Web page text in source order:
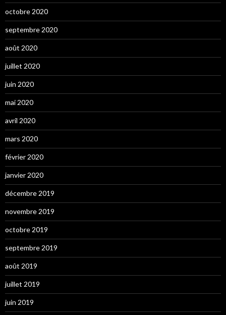
octobre 2020
septembre 2020
août 2020
juillet 2020
juin 2020
mai 2020
avril 2020
mars 2020
février 2020
janvier 2020
décembre 2019
novembre 2019
octobre 2019
septembre 2019
août 2019
juillet 2019
juin 2019